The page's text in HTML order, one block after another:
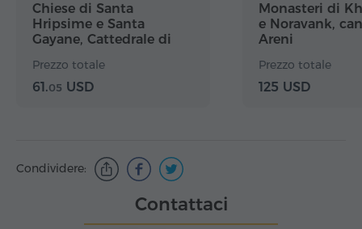
Chiese di Santa
Hripsime e Santa
Gayane, Cattedrale di
Tesoro
Prezzo totale
61.05 USD
Monasteri di
e Noravank,
Areni
Prezzo totale
125 USD
Condividere:
Contattaci